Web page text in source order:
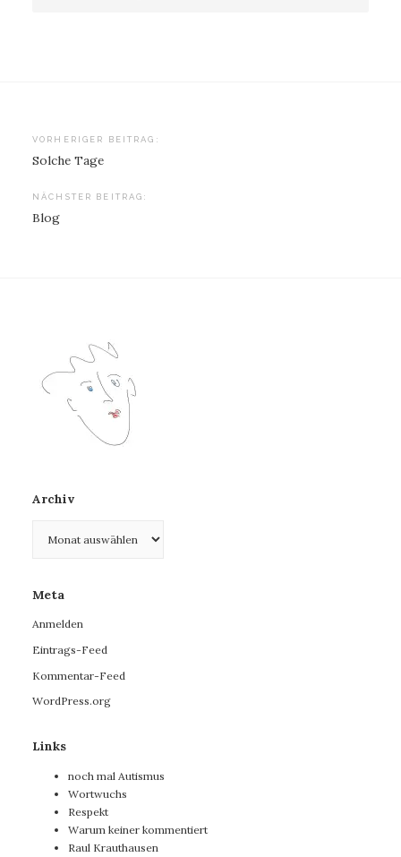
Beitragsnavigation
VORHERIGER BEITRAG:
Solche Tage
NÄCHSTER BEITRAG:
Blog
Archiv
Meta
Anmelden
Eintrags-Feed
Kommentar-Feed
WordPress.org
Links
noch mal Autismus
Wortwuchs
Respekt
Warum keiner kommentiert
Raul Krauthausen